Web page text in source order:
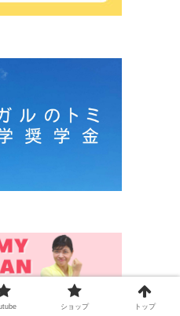
験初級100単語クイズチャ
ショップ トップ